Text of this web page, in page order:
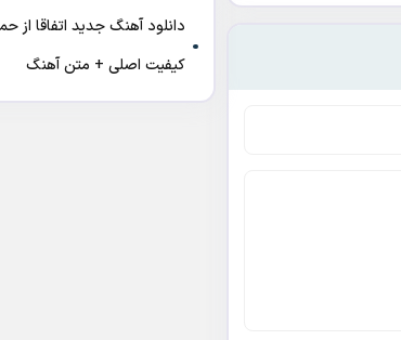
دانلود آهنگ جدید اتفاقا از
کیفیت اصلی + متن آهنگ